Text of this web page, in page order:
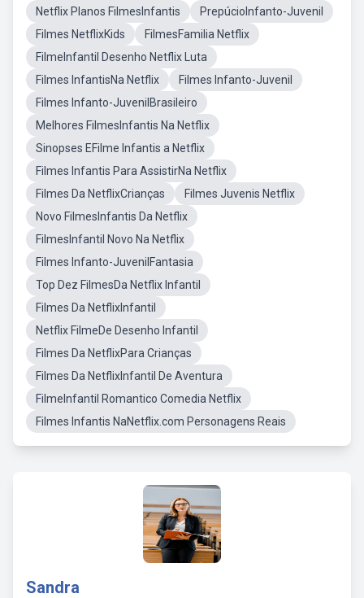
Netflix Planos FilmesInfantis
PrepúcioInfanto-Juvenil
Filmes NetflixKids
FilmesFamilia Netflix
FilmeInfantil Desenho Netflix Luta
Filmes InfantisNa Netflix
Filmes Infanto-Juvenil
Filmes Infanto-JuvenilBrasileiro
Melhores FilmesInfantis Na Netflix
Sinopses EFilme Infantis a Netflix
Filmes Infantis Para AssistirNa Netflix
Filmes Da NetflixCrianças
Filmes Juvenis Netflix
Novo FilmesInfantis Da Netflix
FilmesInfantil Novo Na Netflix
Filmes Infanto-JuvenilFantasia
Top Dez FilmesDa Netflix Infantil
Filmes Da NetflixInfantil
Netflix FilmeDe Desenho Infantil
Filmes Da NetflixPara Crianças
Filmes Da NetflixInfantil De Aventura
FilmeInfantil Romantico Comedia Netflix
Filmes Infantis NaNetflix.com Personagens Reais
Sandra